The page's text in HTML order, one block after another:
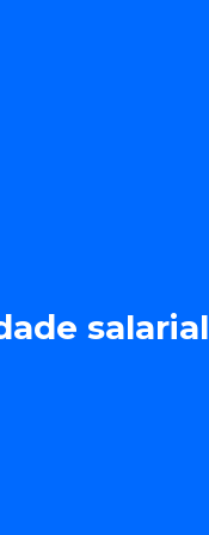
salarial